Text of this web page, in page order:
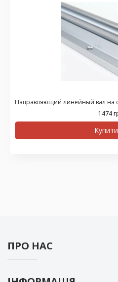
Направляющий линейный вал на
1474
Купити
ПРО НАС